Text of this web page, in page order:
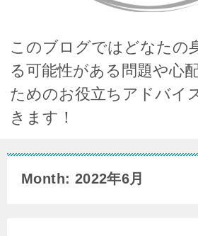
このブログではどなたの
る可能性がある問題や心
ためのお役立ちアドバイ
きます！
Month: 2022年6月